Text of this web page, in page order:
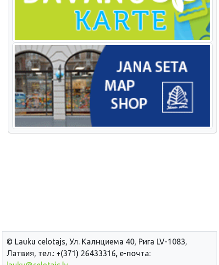
© Lauku сelotajs, Ул. Калнциема 40, Рига LV-1083,
Латвия, тел.: +(371) 26433316, е-почта: